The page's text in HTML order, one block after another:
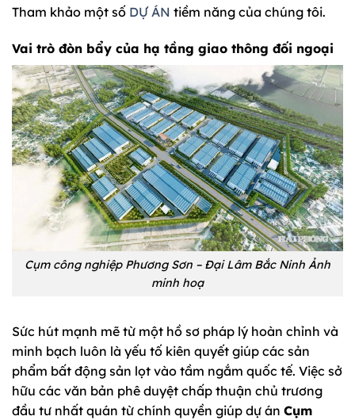
Tham khảo một số DỰ ÁN tiềm năng của chúng tôi.
Vai trò đòn bẩy của hạ tầng giao thông đối ngoại
Cụm công nghiệp Phương Sơn – Đại Lâm Bắc Ninh Ảnh
minh hoạ
Sức hút mạnh mẽ từ một hồ sơ pháp lý hoàn chỉnh và
minh bạch luôn là yếu tố kiên quyết giúp các sản
phẩm bất động sản lọt vào tầm ngắm quốc tế. Việc sở
hữu các văn bản phê duyệt chấp thuận chủ trương
đầu tư nhất quán từ chính quyền giúp dự án Cụm